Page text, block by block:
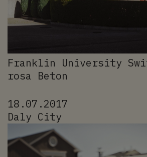
Franklin University
rosa Beton
18.07.2017
Daly City